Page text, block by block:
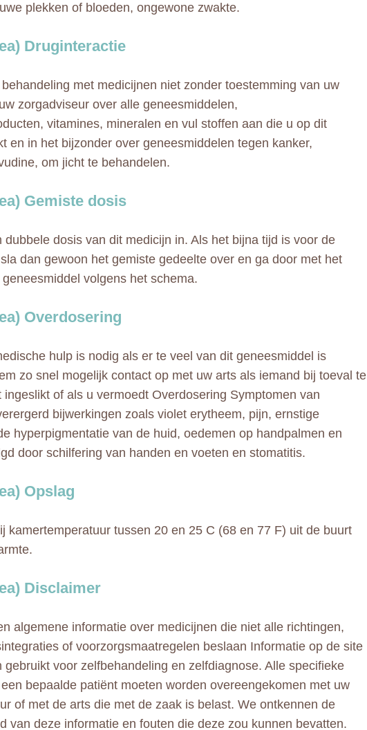
plekken of bloeden, ongewone zwakte.
Druginteractie
met medicijnen niet zonder toestemming van uw
zorgadviseur over alle geneesmiddelen,
vitamines, mineralen en vul stoffen aan die u op dit
en in het bijzonder over geneesmiddelen tegen kanker,
om jicht te behandelen.
Gemiste dosis
dubbele dosis van dit medicijn in. Als het bijna tijd is voor de
dan gewoon het gemiste gedeelte over en ga door met het
volgens het schema.
Overdosering
hulp is nodig als er te veel van dit geneesmiddel is
zo snel mogelijk contact op met uw arts als iemand bij toeval te
ingeslikt of als u vermoedt Overdosering Symptomen van
bijwerkingen zoals violet erytheem, pijn, ernstige
hyperpigmentatie van de huid, oedemen op handpalmen en
door schilfering van handen en voeten en stomatitis.
Opslag
kamertemperatuur tussen 20 en 25 C (68 en 77 F) uit de buurt
Disclaimer
algemene informatie over medicijnen die niet alle richtingen,
of voorzorgsmaatregelen beslaan Informatie op de site
gebruikt voor zelfbehandeling en zelfdiagnose. Alle specifieke
bepaalde patiënt moeten worden overeengekomen met uw
of met de arts die met de zaak is belast. We ontkennen de
van deze informatie en fouten die deze zou kunnen bevatten.